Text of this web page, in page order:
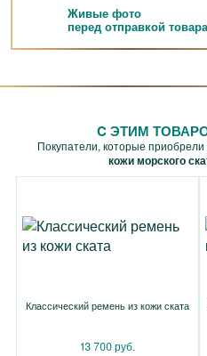
Живые фото
перед отправкой товара
C ЭТИМ
Покупатели, которые приобрели
кожи морского
Классический ремень из кожи ската
13 700 руб.